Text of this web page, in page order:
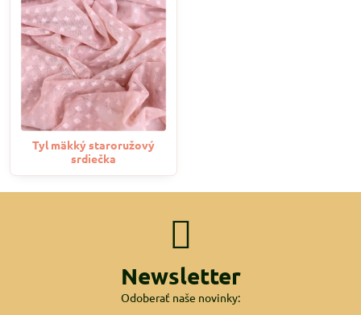
Tyl mäkký staroružový
srdiečka
Newsletter
Odoberať naše novinky: